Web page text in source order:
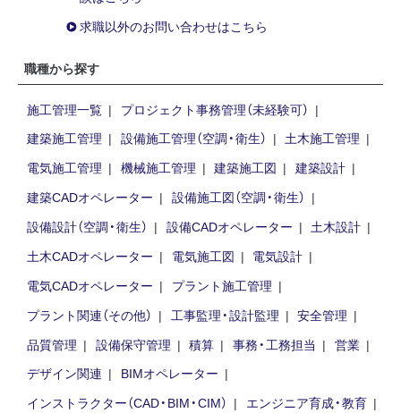
求職以外のお問い合わせはこちら
職種から探す
施工管理一覧
プロジェクト事務管理（未経験可）
建築施工管理
設備施工管理（空調・衛生）
土木施工管理
電気施工管理
機械施工管理 建築施工図
建築設計
建築CADオペレーター
設備施工図（空調・衛生）
設備設計（空調・衛生）
設備CADオペレーター
土木設計
土木CADオペレーター
電気施工図
電気設計
電気CADオペレーター
プラント施工管理
プラント関連（その他）
工事監理・設計監理
安全管理
品質管理
設備保守管理 積算 事務・工務担当
営業
デザイン関連
BIMオペレーター
インストラクター（CAD・BIM・CIM）
エンジニア育成・教育